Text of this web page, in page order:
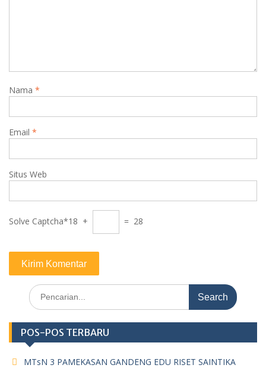
Nama *
Email *
Situs Web
Solve Captcha*18 + = 28
Search
for:
POS-POS TERBARU
MTsN 3 PAMEKASAN GANDENG EDU RISET SAINTIKA